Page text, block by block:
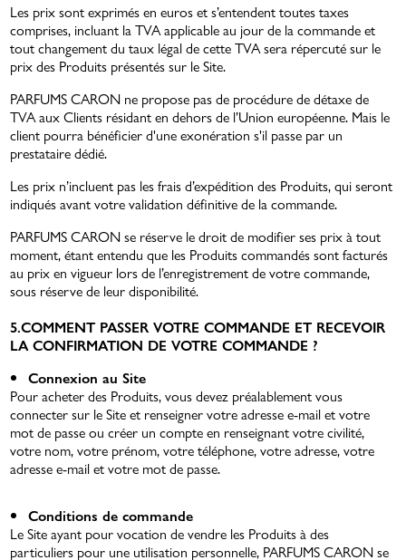
Les prix sont exprimés en euros et s’entendent toutes taxes
comprises, incluant la TVA applicable au jour de la commande et
tout changement du taux légal de cette TVA sera répercuté sur le
prix des Produits présentés sur le Site.
PARFUMS CARON ne propose pas de procédure de détaxe de
TVA aux Clients résidant en dehors de l’Union européenne. Mais le
client pourra bénéficier d'une exonération s'il passe par un
prestataire dédié.
Les prix n’incluent pas les frais d’expédition des Produits, qui seront
indiqués avant votre validation définitive de la commande.
PARFUMS CARON se réserve le droit de modifier ses prix à tout
moment, étant entendu que les Produits commandés sont facturés
au prix en vigueur lors de l’enregistrement de votre commande,
sous réserve de leur disponibilité.
5.COMMENT PASSER VOTRE COMMANDE ET RECEVOIR
LA CONFIRMATION DE VOTRE COMMANDE ?
Connexion au Site
Pour acheter des Produits, vous devez préalablement vous
connecter sur le Site et renseigner votre adresse e-mail et votre
mot de passe ou créer un compte en renseignant votre civilité,
votre nom, votre prénom, votre téléphone, votre adresse, votre
adresse e-mail et votre mot de passe.
Conditions de commande
Le Site ayant pour vocation de vendre les Produits à des
particuliers pour une utilisation personnelle, PARFUMS CARON se